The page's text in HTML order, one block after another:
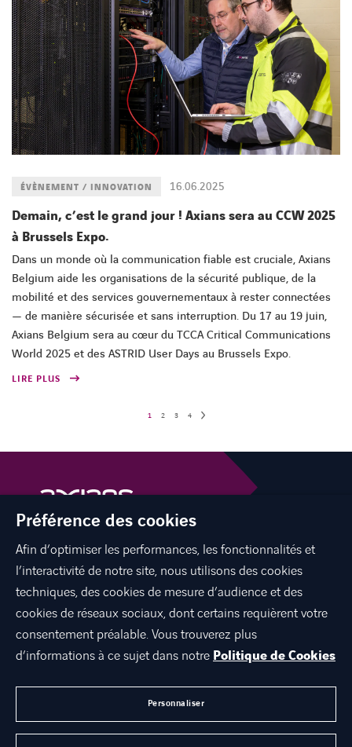
16.06.2025
ÉVÈNEMENT / INNOVATION
Demain, c’est le grand jour ! Axians sera au CCW 2025
à Brussels Expo.
Dans un monde où la communication fiable est cruciale, Axians
Belgium aide les organisations de la sécurité publique, de la
mobilité et des services gouvernementaux à rester connectées
— de manière sécurisée et sans interruption. Du 17 au 19 juin,
Axians Belgium sera au cœur du TCCA Critical Communications
World 2025 et des ASTRID User Days au Brussels Expo.
LIRE PLUS
1 2 3 4
facebook
twitter linkedin youtube
À PROPOS DE NOUS
TRAVAILLER CHEZ NOUS
Préférence des cookies
Afin d’optimiser les performances, les fonctionnalités et
l’interactivité de notre site, nous utilisons des cookies
techniques, des cookies de mesure d’audience et des
cookies de réseaux sociaux, dont certains requièrent votre
consentement préalable. Vous trouverez plus
d’informations à ce sujet dans notre Politique de Cookies
Personnaliser